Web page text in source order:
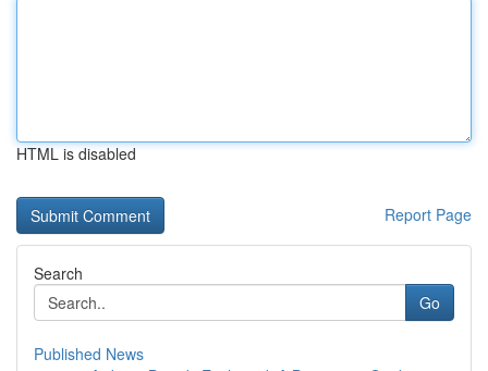
HTML is disabled
Report Page
Search
Go
Published News